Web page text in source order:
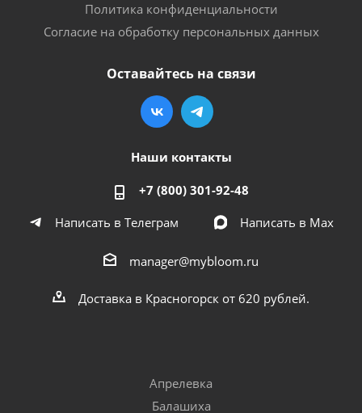
Политика конфиденциальности
Согласие на обработку персональных данных
Оставайтесь на связи
Наши контакты
+7 (800) 301-92-48
Написать в Телеграм
Написать в Мах
manager@mybloom.ru
Доставка в Красногорск от 620 рублей.
Апрелевка
Балашиха